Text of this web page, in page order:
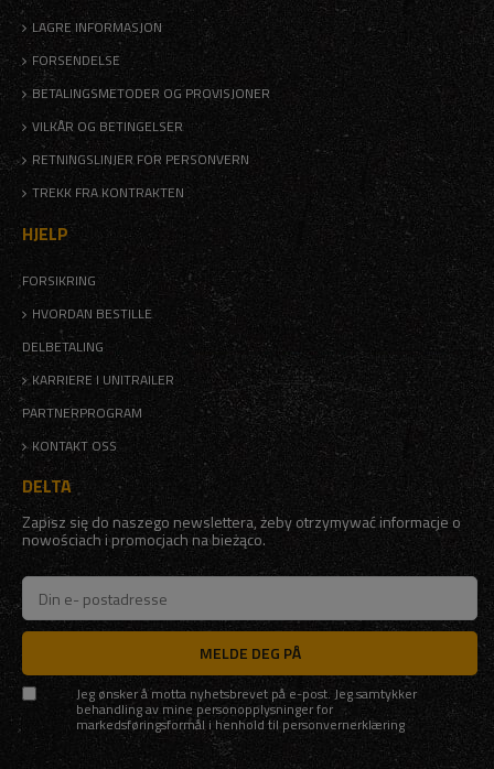
LAGRE INFORMASJON
FORSENDELSE
BETALINGSMETODER OG PROVISJONER
VILKÅR OG BETINGELSER
RETNINGSLINJER FOR PERSONVERN
TREKK FRA KONTRAKTEN
HJELP
FORSIKRING
HVORDAN BESTILLE
DELBETALING
KARRIERE I UNITRAILER
PARTNERPROGRAM
KONTAKT OSS
DELTA
Zapisz się do naszego newslettera, żeby otrzymywać informacje o
nowościach i promocjach na bieżąco.
MELDE DEG PÅ
Jeg ønsker å motta nyhetsbrevet på e-post. Jeg samtykker
behandling av mine personopplysninger for
markedsføringsformål i henhold til personvernerklæring